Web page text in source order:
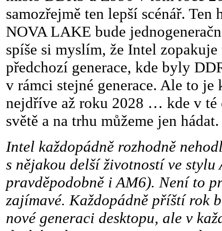
samozřejmě ten lepší scénář.
NOVA LAKE bude
spíše si myslím, že Intel zopakuje
předchozí generace, kde byly
v rámci stejné generace. Ale to je
nejdříve až roku 2028 … kde v té
světě a na trhu můžeme jen hádat.
Intel každopádně rozhodně
s nějakou delší životností ve
pravděpodobně i AM6). Není to
zajímavé. Každopádně příští rok
nové generaci desktopu, ale v